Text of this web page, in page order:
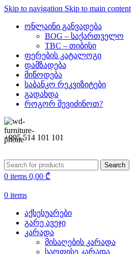
Skip to navigation Skip to main content
ონლაინი განვადება
BOG – საქართველო
TBC – თიბისი
ფერების კატალოგი
დამზადება
მიწოდება
საბანკო რეკვიზიტები
გადახდა
როგორ შევიძინოთ?
+995 514 101 101
Search
0 items 0,00 ₾
0 items
აქსესუარები
გარე ავეჯი
კარადა
მისაღების კარადა
საოფისე კარადა